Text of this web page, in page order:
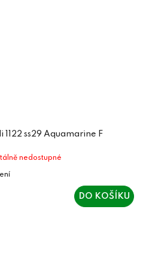
ss29 Aquamarine F
nedostupné
DO KOŠÍKU